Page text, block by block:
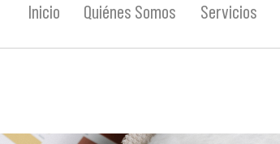
Inicio Quiénes Somos Servicios